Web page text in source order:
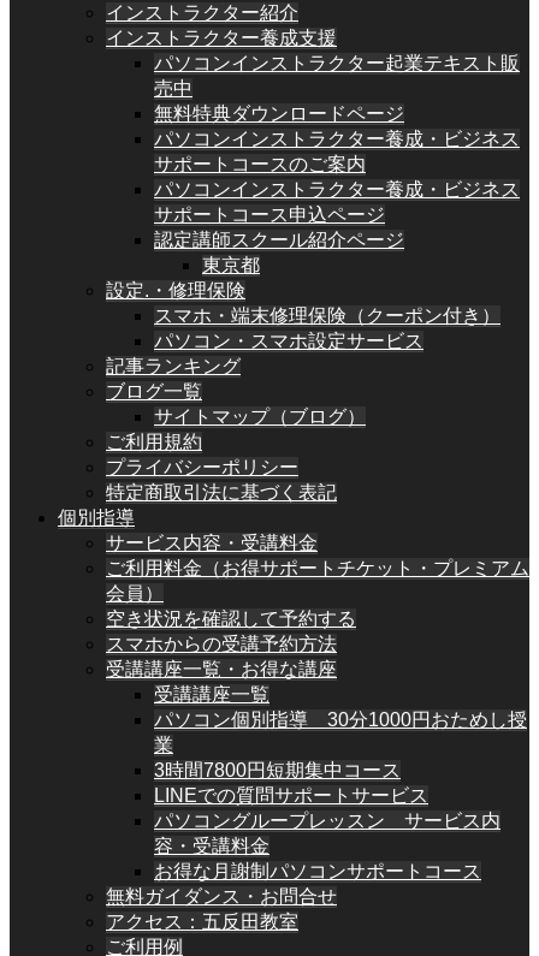
インストラクター紹介
インストラクター養成支援
パソコンインストラクター起業テキスト販
売中
無料特典ダウンロードページ
パソコンインストラクター養成・ビジネス
サポートコースのご案内
パソコンインストラクター養成・ビジネス
サポートコース申込ページ
認定講師スクール紹介ページ
東京都
設定.・修理保険
スマホ・端末修理保険（クーポン付き）
パソコン・スマホ設定サービス
記事ランキング
ブログ一覧
サイトマップ（ブログ）
ご利用規約
プライバシーポリシー
特定商取引法に基づく表記
個別指導
サービス内容・受講料金
ご利用料金（お得サポートチケット・プレミアム
会員）
空き状況を確認して予約する
スマホからの受講予約方法
受講講座一覧・お得な講座
受講講座一覧
パソコン個別指導 30分1000円おためし授
業
3時間7800円短期集中コース
LINEでの質問サポートサービス
パソコングループレッスン サービス内
容・受講料金
お得な月謝制パソコンサポートコース
無料ガイダンス・お問合せ
アクセス：五反田教室
ご利用例